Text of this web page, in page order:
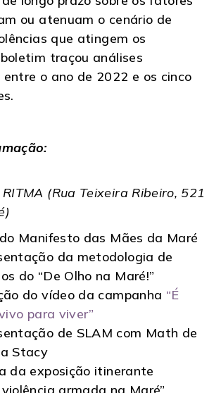
ou atenuam o cenário de
que atingem os
traçou análises
o ano de 2022 e os cinco
(Rua Teixeira Ribeiro, 521
Manifesto das Mães da Maré
da metodologia de
do “De Olho na Maré!”
do vídeo da campanha “É
para viver”
de SLAM com Math de
Stacy
da exposição itinerante